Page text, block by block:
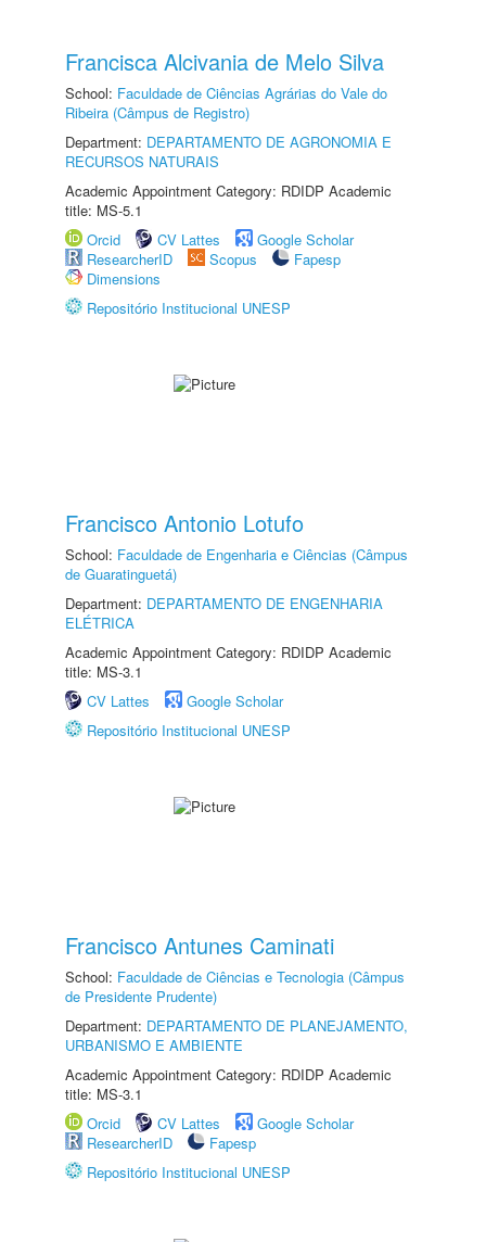
Francisca Alcivania de Melo Silva
School: Faculdade de Ciências Agrárias do Vale do
Ribeira (Câmpus de Registro)
Department: DEPARTAMENTO DE AGRONOMIA E
RECURSOS NATURAIS
Academic Appointment Category: RDIDP Academic
title: MS-5.1
Orcid
CV Lattes
Google Scholar
ResearcherID
Scopus
Fapesp
Dimensions
Repositório Institucional UNESP
Francisco Antonio Lotufo
School: Faculdade de Engenharia e Ciências (Câmpus
de Guaratinguetá)
Department: DEPARTAMENTO DE ENGENHARIA
ELÉTRICA
Academic Appointment Category: RDIDP Academic
title: MS-3.1
CV Lattes
Google Scholar
Repositório Institucional UNESP
Francisco Antunes Caminati
School: Faculdade de Ciências e Tecnologia (Câmpus
de Presidente Prudente)
Department: DEPARTAMENTO DE PLANEJAMENTO,
URBANISMO E AMBIENTE
Academic Appointment Category: RDIDP Academic
title: MS-3.1
Orcid
CV Lattes
Google Scholar
ResearcherID
Fapesp
Repositório Institucional UNESP